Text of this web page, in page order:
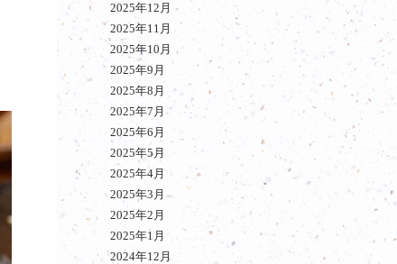
2025年12月
2025年11月
2025年10月
2025年9月
2025年8月
2025年7月
2025年6月
2025年5月
2025年4月
2025年3月
2025年2月
2025年1月
2024年12月